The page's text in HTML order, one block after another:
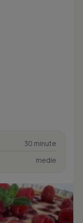
30 minute
medie